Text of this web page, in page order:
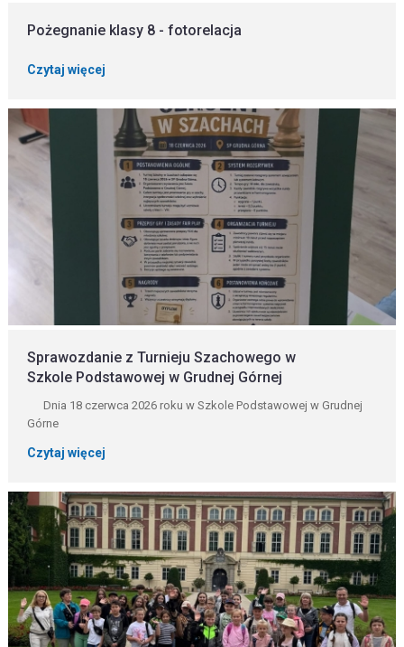
Pożegnanie klasy 8 - fotorelacja
Czytaj więcej
Sprawozdanie z Turnieju Szachowego w
Szkole Podstawowej w Grudnej Górnej
Dnia 18 czerwca 2026 roku w Szkole Podstawowej w Grudnej
Górne
Czytaj więcej